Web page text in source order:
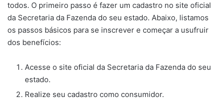
todos. O primeiro passo é fazer um cadastro no site oficial
da Secretaria da Fazenda do seu estado. Abaixo, listamos
os passos básicos para se inscrever e começar a usufruir
dos benefícios:
Acesse o site oficial da Secretaria da Fazenda do seu
estado.
Realize seu cadastro como consumidor.